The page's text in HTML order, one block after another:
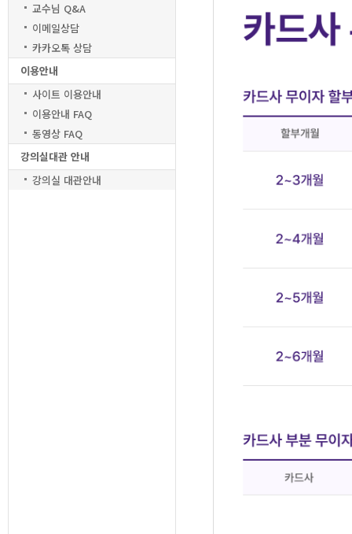
교수님 Q&A
이메일상담
카카오톡 상담
이용안내
사이트 이용안내
이용안내 FAQ
동영상 FAQ
강의실대관 안내
강의실 대관안내